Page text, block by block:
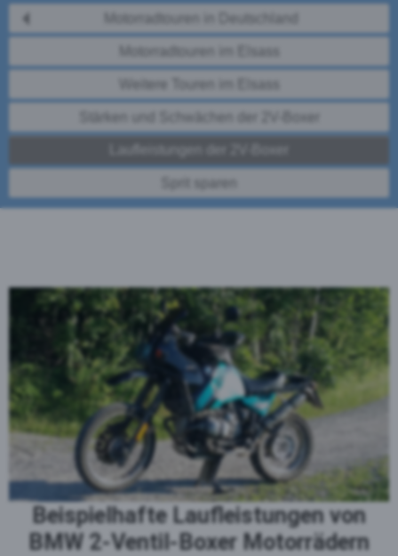
Motorradtouren in Deutschland
Motorradtouren im Elsass
Weitere Touren im Elsass
Stärken und Schwächen der 2V-Boxer
Sprit sparen
Beispielhafte Laufleistungen von
BMW 2-Ventil-Boxer Motorrädern